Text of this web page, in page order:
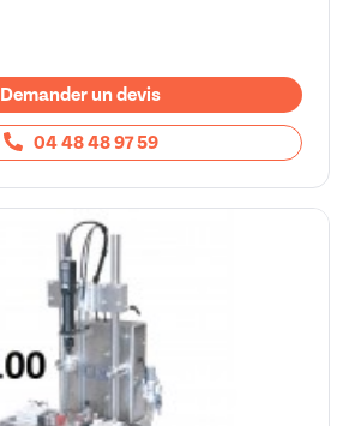
Demander un devis
04 48 48 97 59